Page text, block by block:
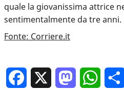
quale la giovanissima attrice
sentimentalmente da tre
Fonte: Corriere.it
Facebook Mastodon